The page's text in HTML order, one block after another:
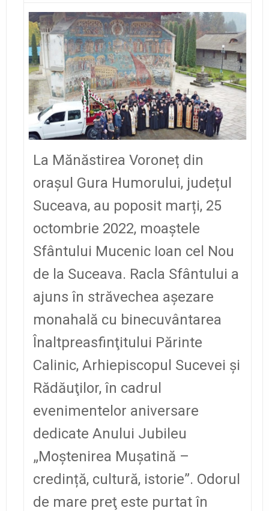
La Mănăstirea Voroneț din
orașul Gura Humorului, județul
Suceava, au poposit marți, 25
octombrie 2022, moaștele
Sfântului Mucenic Ioan cel Nou
de la Suceava. Racla Sfântului a
ajuns în străvechea așezare
monahală cu binecuvântarea
Înaltpreasfinţitului Părinte
Calinic, Arhiepiscopul Sucevei şi
Rădăuţilor, în cadrul
evenimentelor aniversare
dedicate Anului Jubileu
„Moștenirea Mușatină –
credință, cultură, istorie”. Odorul
de mare preţ este purtat în